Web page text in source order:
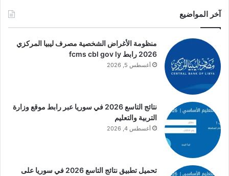
آخر المواضيع
منظومة الأغراض الشخصية مصرف ليبيا المركزي
2026 رابط fcms cbl gov ly
أغسطس 5, 2026
نتائج التاسع 2026 في سوريا عبر رابط موقع وزارة
التربية والتعليم
أغسطس 4, 2026
تحميل تطبيق نتائج التاسع 2026 في سوريا على